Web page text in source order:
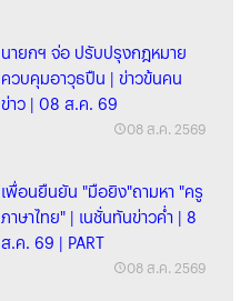
นายกฯ จ่อ ปรับปรุงกฎหมาย
ควบคุมอาวุธปืน | ข่าวข้นคน
ข่าว | 08 ส.ค. 69
08 ส.ค. 2569
เพื่อนยืนยัน "มือยิง"ถามหา "ครู
ภาษาไทย" | เนชั่นทันข่าวค่ำ | 8
ส.ค. 69 | PART
08 ส.ค. 2569